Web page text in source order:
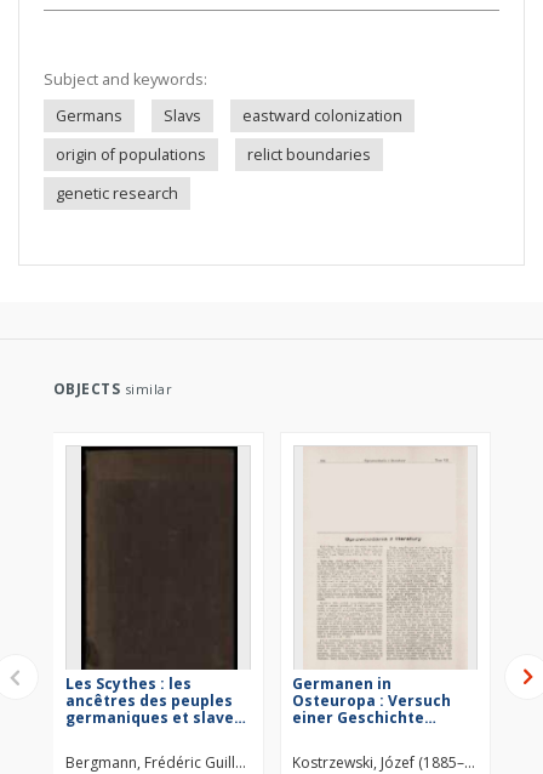
Subject and keywords:
Germans
Slavs
eastward colonization
origin of populations
relict boundaries
genetic research
OBJECTS similar
Les Scythes : les
ancêtres des peuples
germaniques et slaves
intellectuel et religieux
: esquisse ethno-
Bergmann, Frédéric Guillaume (1812–1887)
Germanen in
Osteuropa : Versuch
einer Geschichte
Anfängen bis zum
Beginn des 13.
Kostrzewski, Józef (1885–1969)